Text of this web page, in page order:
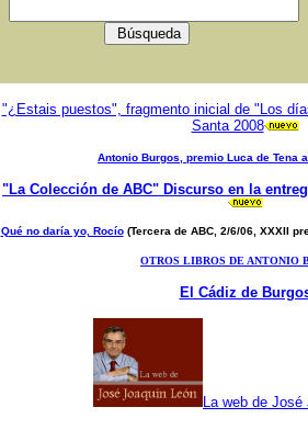
"¿Estais puestos", fragmento inicial de "Los
Santa 2008
Antonio Burgos, premio Luca de Tena
"La Colección de ABC" Discurso en la
Qué no daría yo, Rocío(Tercera de ABC, 2/6/06, XXXII
OTROS LIBROS DE ANTONIO
El Cádiz de
La web de